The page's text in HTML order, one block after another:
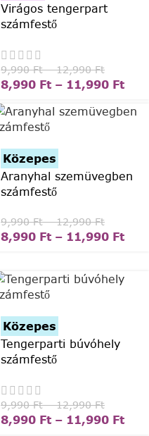
Virágos tengerpart
számfestő
9,990Ft – 12,990Ft
8,990 Ft – 11,990 Ft
Közepes
Aranyhal szemüvegben
számfestő
9,990Ft – 12,990Ft
8,990 Ft – 11,990 Ft
Közepes
Tengerparti búvóhely
számfestő
9,990Ft – 12,990Ft
8,990 Ft – 11,990 Ft